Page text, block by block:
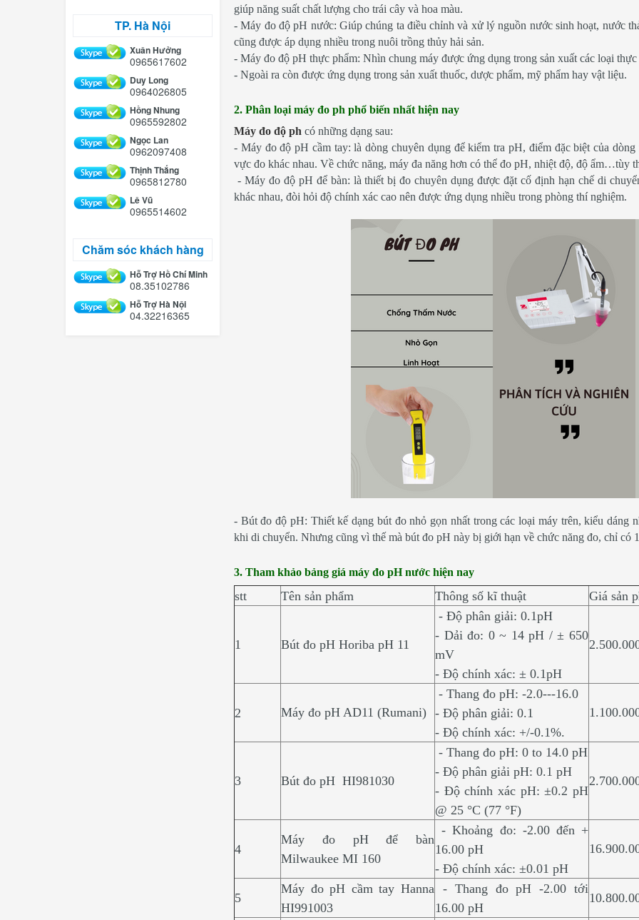
TP. Hà Nội
Xuân Hưởng
0965617602
Duy Long
0964026805
Hồng Nhung
0965592802
Ngọc Lan
0962097408
Thịnh Thắng
0965812780
Lê Vũ
0965514602
Chăm sóc khách hàng
Hỗ Trợ Hồ Chí Minh
08.35102786
Hỗ Trợ Hà Nội
04.32216365
giúp năng suất chất lượng cho trái cây và hoa màu.
- Máy đo độ pH nước: Giúp chúng ta điều chỉnh và xử lý nguồn nước sinh hoạt, nước
cũng được áp dụng nhiều trong nuôi trồng thủy hải sản.
- Máy đo độ pH thực phẩm: Nhìn chung máy được ứng dụng trong sản xuất các loại
- Ngoài ra còn được ứng dụng trong sản xuất thuốc, dược phẩm, mỹ phẩm hay vật liệu.
2. Phân loại máy đo ph phổ biến nhất hiện nay
Máy đo độ ph có những dạng sau:
- Máy đo độ pH cầm tay: là dòng chuyên dụng để kiểm tra pH, điểm đặc biệt của
vực đo khác nhau. Về chức năng, máy đa năng hơn có thể đo pH, nhiệt độ, độ ẩm…tùy
- Máy đo độ pH để bàn: là thiết bị đo chuyên dụng được đặt cố định hạn chế di
khác nhau, đòi hỏi độ chính xác cao nên được ứng dụng nhiều trong phòng thí nghiệm.
- Bút đo độ pH: Thiết kế dạng bút đo nhỏ gọn nhất trong các loại máy trên, kiểu dáng
khi di chuyển. Nhưng cũng vì thế mà bút đo pH này bị giới hạn về chức năng đo, chỉ có
3. Tham khảo bảng giá máy đo pH nước hiện nay
stt Tên sản phẩm Thông số kĩ thuật Giá sản
1 Bút đo pH Horiba pH 11
- Độ phân giải: 0.1pH
- Dải đo: 0 ~ 14 pH / ± 650
mV
- Độ chính xác: ± 0.1pH
2 Máy đo pH AD11 (Rumani)
- Thang đo pH: -2.0---16.0
- Độ phân giải: 0.1
- Độ chính xác: +/-0.1%.
3 Bút đo pH HI981030
- Thang đo pH: 0 to 14.0 pH
- Độ phân giải pH: 0.1 pH
- Độ chính xác pH: ±0.2 pH
@ 25 °C (77 °F)
4
Máy đo pH để bàn
Milwaukee MI 160
- Khoảng đo: -2.00 đến +
16.00 pH
- Độ chính xác: ±0.01 pH
5
Máy đo pH cầm tay Hanna
HI991003
- Thang đo pH -2.00 tới
16.00 pH